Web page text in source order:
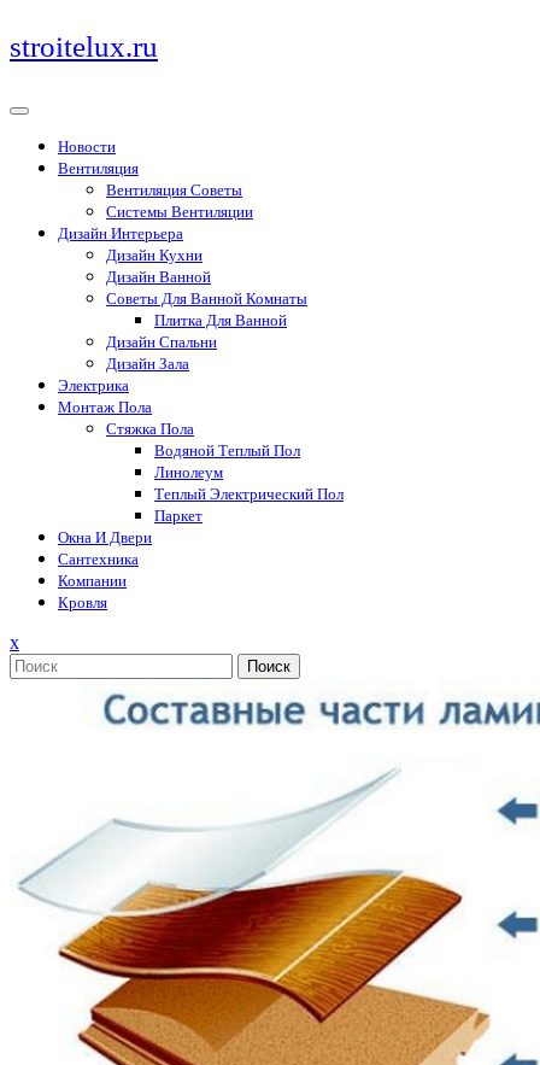
Перейти
к
stroitelux.ru
Новости
Вентиляция
Вентиляция Советы
Системы Вентиляции
Дизайн Интерьера
Дизайн Кухни
Дизайн Ванной
Советы Для Ванной Комнаты
Плитка Для Ванной
Дизайн Спальни
Дизайн Зала
Электрика
Монтаж Пола
Стяжка Пола
Водяной Теплый Пол
Линолеум
Теплый Электрический Пол
Паркет
Окна И Двери
Сантехника
Компании
Кровля
xЗакрыть
меню
Поиск